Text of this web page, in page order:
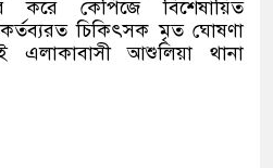
করে কেপিজে বিশেষায়িত
চিকিৎসক মৃত ঘোষণা
এলাকাবাসী আশুলিয়া থানা